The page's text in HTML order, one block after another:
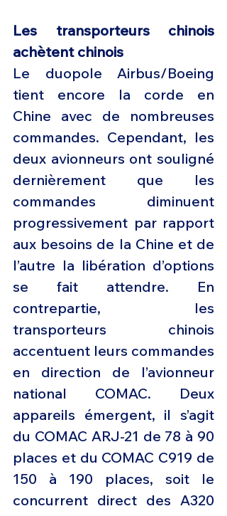
Les transporteurs chinois
achètent chinois
Le duopole Airbus/Boeing
tient encore la corde en
Chine avec de nombreuses
commandes. Cependant, les
deux avionneurs ont souligné
dernièrement que les
commandes diminuent
progressivement par rapport
aux besoins de la Chine et de
l’autre la libération d’options
se fait attendre. En
contrepartie, les
transporteurs chinois
accentuent leurs commandes
en direction de l’avionneur
national COMAC. Deux
appareils émergent, il s’agit
du COMAC ARJ-21 de 78 à 90
places et du COMAC C919 de
150 à 190 places, soit le
concurrent direct des A320